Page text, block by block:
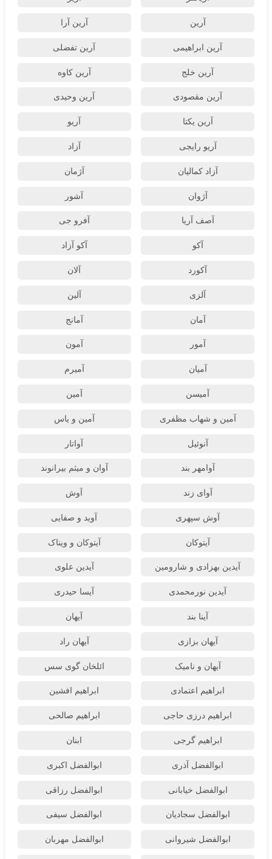
آرین آرین آرا
آرین ابراهیمی آرین تفضلی
آرین خلج آرین کاوه
آرین مقصودی آرین وحیدی
آرین یکتا آریو
آریو رایجی آزاد
آزاد کمالیان آژمان
آژوان آشور
آصف آریا آفرو جی
آکو آکو آزاد
آکورد آلان
آلزی آلین
آمان آمانج
آمور آمون
آمیان آمیرم
آمیسن آمین
آمین و شهاب مظفری آمین و یاس
آنوئیل آواتار
آوامهر بند آوان و میثم بیرانوند
آوای زند آوش
آوش سپهری آوید و صفایی
آیتوکان آیتوکان و ویناک
آیدین بهزادی و شارومین آیدین علوی
آیدین نورمحمدی آیسا حیدری
آینا بند آیهان
آیهان بزازی آیهان راد
آیهان و نامیک ائلخان گوی سس
ابراهیم اعتمادی ابراهیم افشین
ابراهیم درزی حاجی ابراهیم صالحی
ابراهیم گرجی ابنان
ابوالفضل آذری ابوالفضل اکبری
ابوالفضل خیابانی ابوالفضل رزاقی
ابوالفضل سجادیان ابوالفضل سیفی
ابوالفضل شیروانی ابوالفضل مهربان